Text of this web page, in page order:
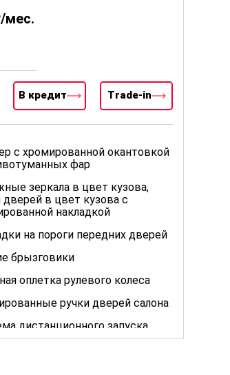
мес.
В кредит Trade-in
с хромированной окантовкой
фар
зеркала в цвет кузова,
дверей в цвет кузова с
накладкой
на пороги передних дверей
брызговики
оплетка рулевого колеса
ручки дверей салона
дистанционного запуска
(Функция дистанционного